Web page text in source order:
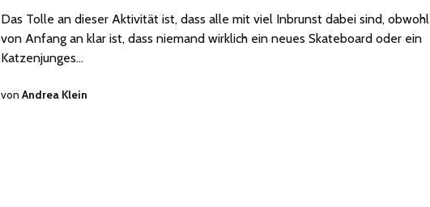
Das Tolle an dieser Aktivität ist, dass alle mit viel Inbrunst dabei sind, obwohl
von Anfang an klar ist, dass niemand wirklich ein neues Skateboard oder ein
Katzenjunges…
von Andrea Klein